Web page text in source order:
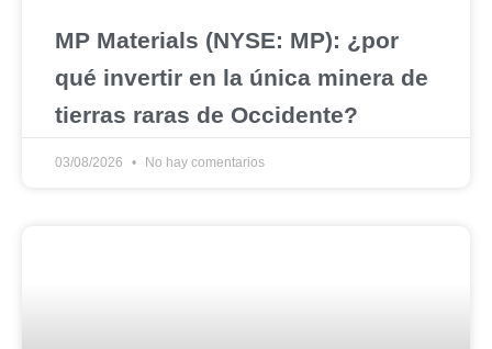
MP Materials (NYSE: MP): ¿por
qué invertir en la única minera de
tierras raras de Occidente?
03/08/2026 No hay comentarios